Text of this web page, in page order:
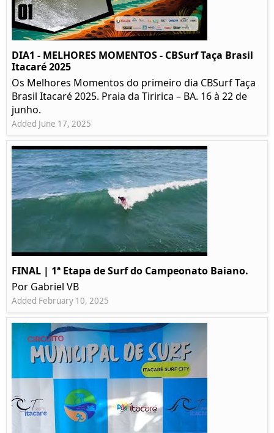
DIA1 - MELHORES MOMENTOS - CBSurf Taça Brasil
Itacaré 2025
Os Melhores Momentos do primeiro dia CBSurf Taça
Brasil Itacaré 2025. Praia da Tiririca – BA. 16 à 22 de
junho.
Added June 17, 2025
FINAL | 1ª Etapa de Surf do Campeonato Baiano.
Por Gabriel VB
Added February 10, 2025